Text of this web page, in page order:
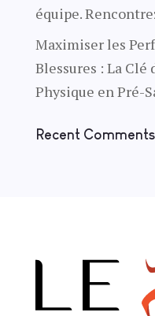
équipe.
Maximiser les
Blessures : La Clé
Physique en Pré-
Recent Comments